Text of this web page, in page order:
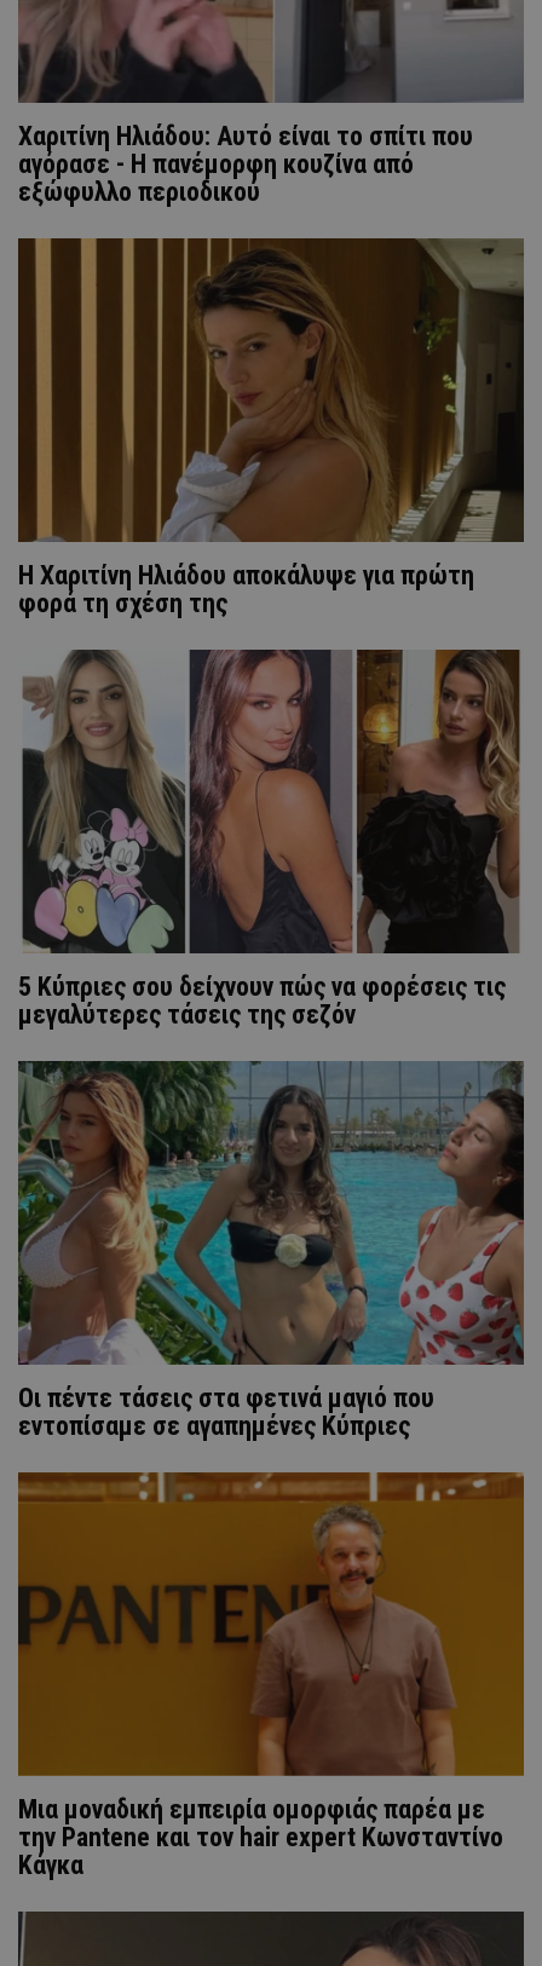
Xαριτίνη Ηλιάδου: Αυτό είναι το σπίτι που
αγόρασε - Η πανέμορφη κουζίνα από
εξώφυλλο περιοδικού
H Xαριτίνη Ηλιάδου αποκάλυψε για πρώτη
φορά τη σχέση της
5 Κύπριες σου δείχνουν πώς να φορέσεις τις
μεγαλύτερες τάσεις της σεζόν
Οι πέντε τάσεις στα φετινά μαγιό που
εντοπίσαμε σε αγαπημένες Κύπριες
Μια μοναδική εμπειρία ομορφιάς παρέα με
την Pantene και τον hair expert Κωνσταντίνο
Κάγκα